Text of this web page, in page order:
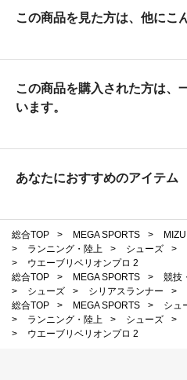
この商品を見た方は、他にこ
この商品を購入された方は、
います。
あなたにおすすめのアイテム
総合TOP > MEGA SPORTS >
>
ランニング・陸上 > シューズ >
>
ウエーブリベリオンプロ 2
総合TOP
> MEGA SPORTS > 競技
>
シューズ > シリアスランナー >
総合TOP
> MEGA SPORTS >
シュ
>
ランニング・陸上 > シューズ >
>
ウエーブリベリオンプロ 2